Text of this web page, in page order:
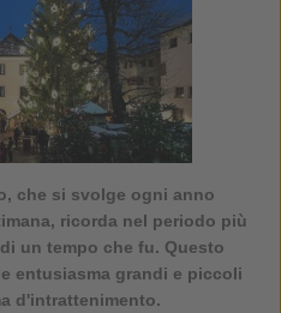
che si svolge ogni anno
ricorda nel periodo più
un tempo che fu. Questo
entusiasma grandi e piccoli
d'intrattenimento.